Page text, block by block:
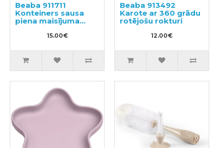
Beaba 911711
Konteiners sausa
piena maisījuma
dozētajs
15.00€
Beaba 913492
Karote ar 360 grādu
rotējošu rokturi
12.00€